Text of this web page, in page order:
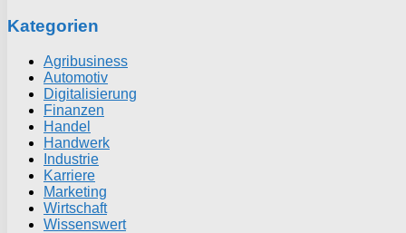
Kategorien
Agribusiness
Automotiv
Digitalisierung
Finanzen
Handel
Handwerk
Industrie
Karriere
Marketing
Wirtschaft
Wissenswert